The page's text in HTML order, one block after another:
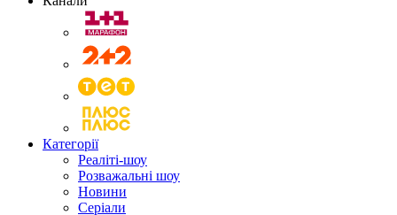
Категорії
Реаліті-шоу
Розважальні шоу
Новини
Серіали